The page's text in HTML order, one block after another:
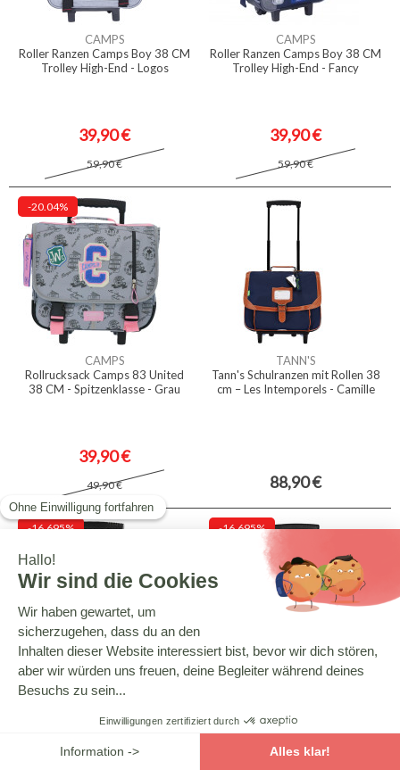
CAMPS
Roller Ranzen Camps Boy 38 CM
Trolley High-End - Logos
39,90 €
59,90 €
CAMPS
Roller Ranzen Camps Boy 38 CM
Trolley High-End - Fancy
39,90 €
59,90 €
-20.04%
CAMPS
Rollrucksack Camps 83 United
38 CM - Spitzenklasse - Grau
39,90 €
49,90 €
TANN'S
Tann's Schulranzen mit Rollen 38
cm – Les Intemporels - Camille
88,90 €
-16.695%
Nerf Schulranzen mit Rollen 38
-16.695%
Premiumqualität